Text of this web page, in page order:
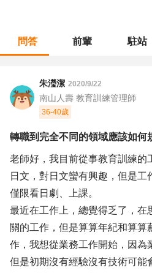
問答 前輩 駐站
朱瀅潔 2020/9/22
南山人壽 教育訓練管理師
36-40歲
轉職到完全不同的領域應該如何
老師好，我目前從事教育訓練的
日文，對日文蠻有興趣，但是
僅限看日劇、上課。
最近在工作上，總覺得乏了，在
關的工作，但是算算年紀和算算
作，我想從業務工作開始，因為
但是初期沒有經驗沒有技術可能